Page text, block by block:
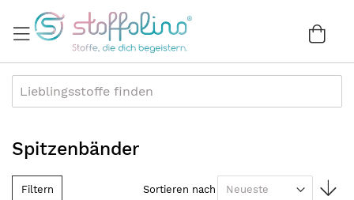
Inhalt
Spitzenbänder
Sortieren nach
Filtern